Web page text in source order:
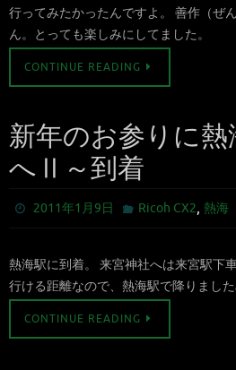
行ってみたかったんですよ。 善作（ぜ
ん。とっても楽しみにしてました。
CONTINUE READING
新年のお参りに
へⅡ～到着
2011年1月9日 Ricoh CX2, 熱海
熱海駅に到着。 来宮神社へは来宮駅下
行ける距離なので、熱海駅で降りました
CONTINUE READING